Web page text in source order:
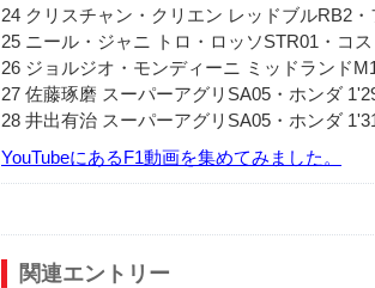
24 クリスチャン・クリエン レッドブルRB2
25 ニール・ジャニ トロ・ロッソSTR01・コ
26 ジョルジオ・モンディーニ ミッドランド
27 佐藤琢磨 スーパーアグリSA05・ホンダ
28 井出有治 スーパーアグリSA05・ホンダ
YouTubeにあるF1動画を集めてみました。
関連エントリー